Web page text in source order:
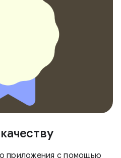
приложения с помощью